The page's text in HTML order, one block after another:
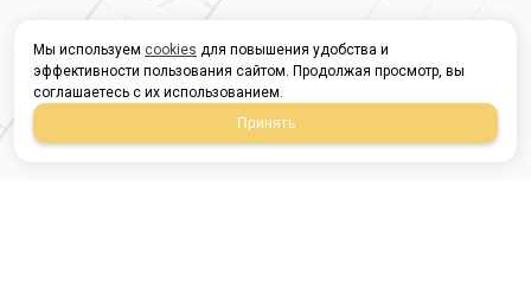
Мы используем cookies для повышения удобства и
эффективности пользования сайтом. Продолжая просмотр, вы
соглашаетесь с их использованием.
Принять